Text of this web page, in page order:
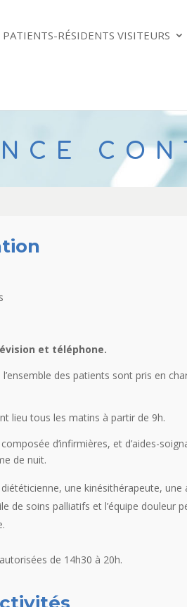
PATIENTS-RÉSIDENTS VISITEURS
et téléphone.
l’ensemble des patients sont pris en
lieu tous les matins à partir de 9h.
d’infirmières, et d’aides-
de nuit.
diététicienne, une kinésithérapeute, une
de soins palliatifs et l’équipe douleur
de 14h30 à 20h.